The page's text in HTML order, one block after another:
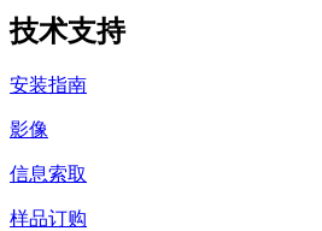
技术支持
安装指南
影像
信息索取
样品订购